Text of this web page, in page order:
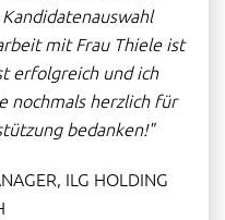
mit Frau Thiele ist
erfolgreich und ich
nochmals herzlich für
bedanken!"
ILG HOLDING